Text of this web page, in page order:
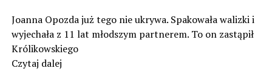
Joanna Opozda już tego nie ukrywa. Spakowała walizki i
wyjechała z 11 lat młodszym partnerem. To on zastąpił
Królikowskiego
Czytaj dalej